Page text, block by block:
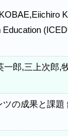
Education
一郎,三上次郎,
の成果と課題